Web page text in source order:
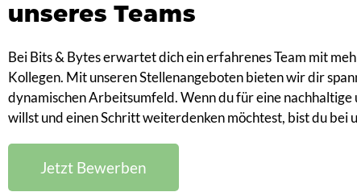
unseres Teams
Bei Bits & Bytes erwartet dich ein erfahrenes Team mit
Kollegen. Mit unseren Stellenangeboten bieten wir dir
dynamischen Arbeitsumfeld. Wenn du für eine
willst und einen Schritt weiterdenken möchtest, bist du bei
Jetzt Bewerben